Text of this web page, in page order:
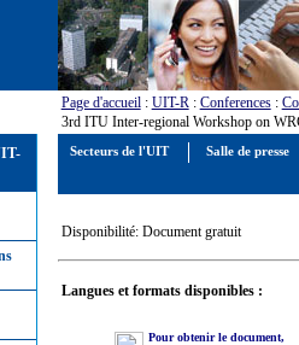
Page d'accueil: UIT-R: Conferences:
3rd ITU Inter-regional Workshop on
Disponibilité: Document gratuit
Langues et formats disponibles :
Pour obtenir le document,
Secteurs de l'UIT Salle de presse